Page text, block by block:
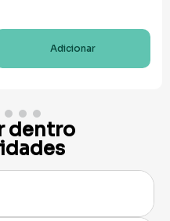
Adicionar
dentro